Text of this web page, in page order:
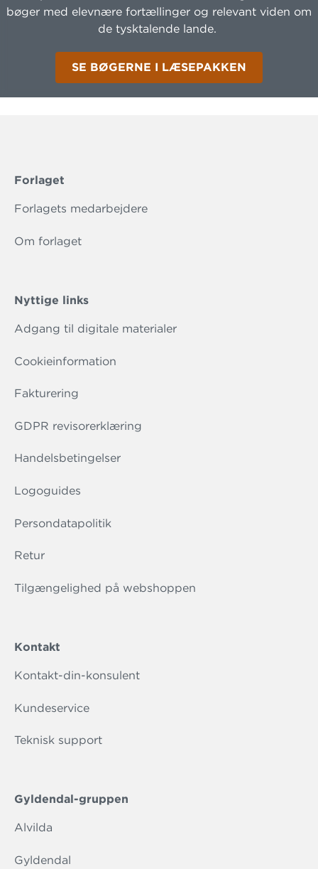
bøger med elevnære fortællinger og relevant viden om
de tysktalende lande.
SE BØGERNE I LÆSEPAKKEN
Forlaget
Forlagets medarbejdere
Om forlaget
Nyttige links
Adgang til digitale materialer
Cookieinformation
Fakturering
GDPR revisorerklæring
Handelsbetingelser
Logoguides
Persondatapolitik
Retur
Tilgængelighed på webshoppen
Kontakt
Kontakt-din-konsulent
Kundeservice
Teknisk support
Gyldendal-gruppen
Alvilda
Gyldendal